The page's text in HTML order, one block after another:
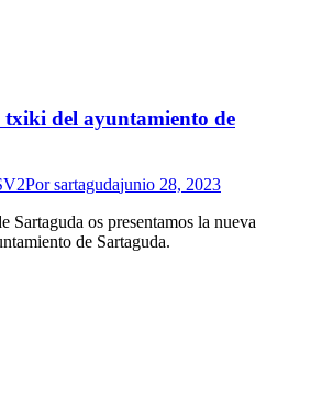
del ayuntamiento de
Porsartagudajunio 28, 2023
Sartaguda os presentamos la nueva
de Sartaguda.